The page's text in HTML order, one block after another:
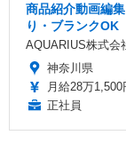
商品紹介動画編
り・ブランクOK
AQUARIUS株式会
神奈川県
月給28万1,500
正社員